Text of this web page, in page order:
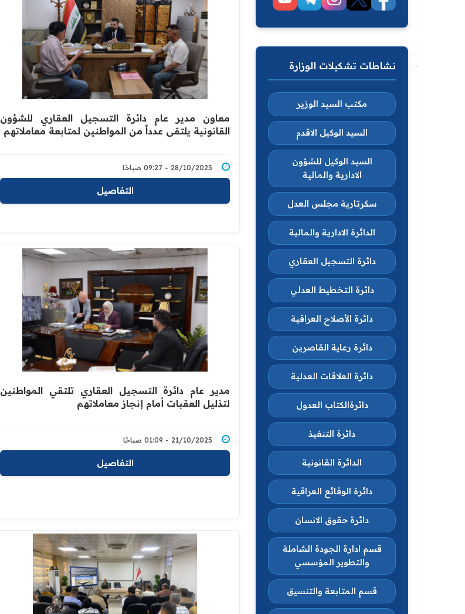
معاون مدير عام دائرة التسجيل العقاري للشؤون
القانونية يلتقي عدداً من المواطنين لمتابعة معاملاتهم
28/10/2025 - 09:27 صباحًا
التفاصيل
مدير عام دائرة التسجيل العقاري تلتقي المواطنين
لتذليل العقبات أمام إنجاز معاملاتهم
21/10/2025 - 01:09 صباحًا
التفاصيل
نشاطات تشكيلات الوزارة
مكتب السيد الوزير
السيد الوكيل الاقدم
السيد الوكيل للشؤون
الادارية والمالية
سكرتارية مجلس العدل
الدائرة الادارية والمالية
دائرة التسجيل العقاري
دائرة التخطيط العدلي
دائرة الأصلاح العراقية
دائرة رعاية القاصرين
دائرة العلاقات العدلية
دائرةالكتاب العدول
دائرة التنفيذ
الدائرة القانونية
دائرة الوقائع العراقية
دائرة حقوق الانسان
قسم ادارة الجودة الشاملة
والتطوير المؤسسي
قسم المتابعة والتنسيق